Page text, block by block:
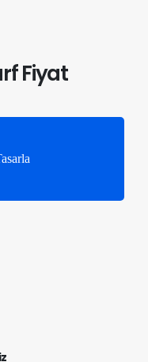
Fiyat